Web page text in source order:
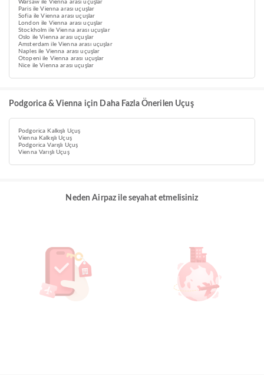
Warsaw ile Vienna arası uçuşlar
Paris ile Vienna arası uçuşlar
Sofia ile Vienna arası uçuşlar
London ile Vienna arası uçuşlar
Stockholm ile Vienna arası uçuşlar
Oslo ile Vienna arası uçuşlar
Amsterdam ile Vienna arası uçuşlar
Naples ile Vienna arası uçuşlar
Otopeni ile Vienna arası uçuşlar
Nice ile Vienna arası uçuşlar
Podgorica & Vienna için Daha Fazla Önerilen Uçuş
Podgorica Kalkışlı Uçuş
Vienna Kalkışlı Uçuş
Podgorica Varışlı Uçuş
Vienna Varışlı Uçuş
Neden Airpaz ile seyahat etmelisiniz